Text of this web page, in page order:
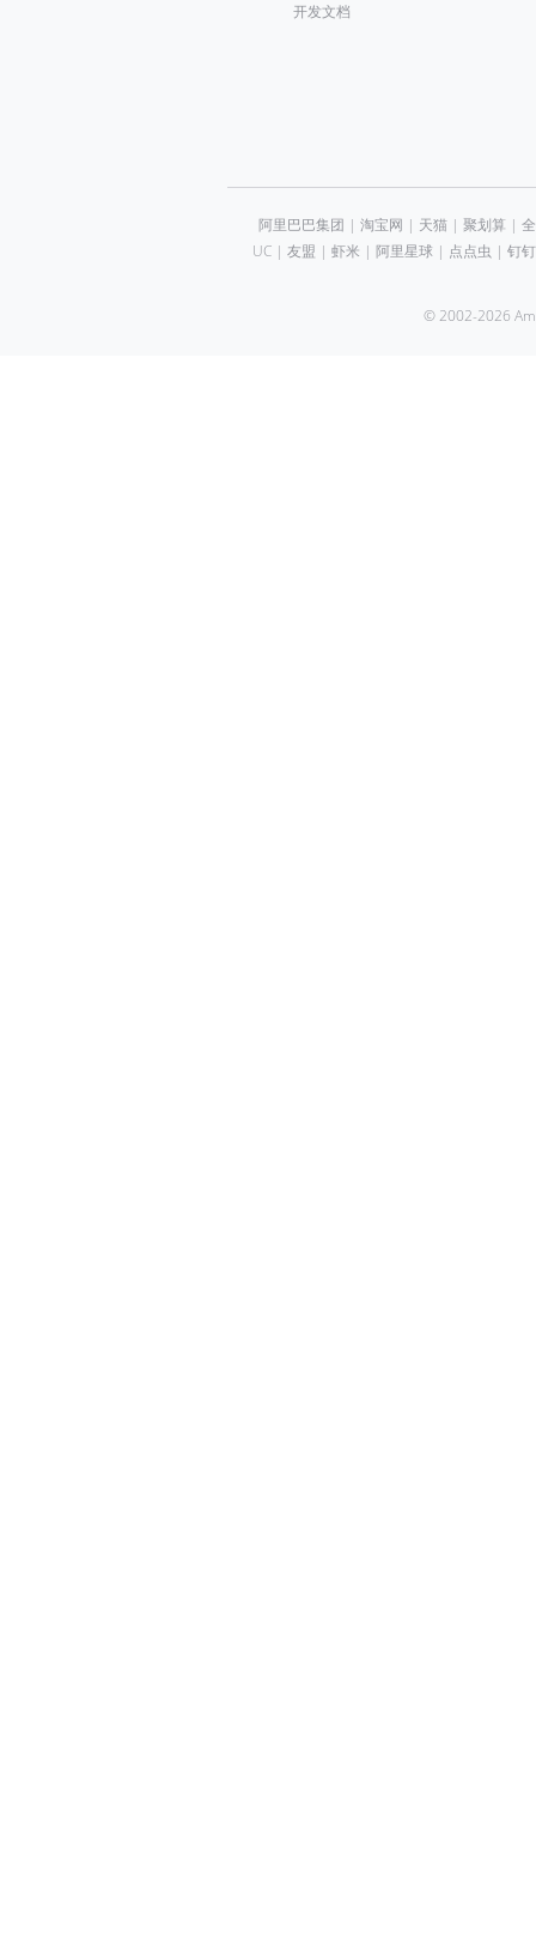
开发文档
阿里巴巴集团 | 淘宝网 | 天猫| 聚划算 |
UC| 友盟 | 虾米 | 阿里星球| 点点虫 | 钉钉
© 2002-2026